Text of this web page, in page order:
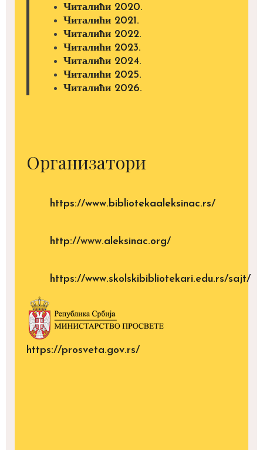
Читалићи 2020.
Читалићи 2021.
Читалићи 2022.
Читалићи 2023.
Читалићи 2024.
Читалићи 2025.
Читалићи 2026.
Организатори
https://www.bibliotekaaleksinac.rs/
http://www.aleksinac.org/
https://www.skolskibibliotekari.edu.rs/sajt/
https://prosveta.gov.rs/